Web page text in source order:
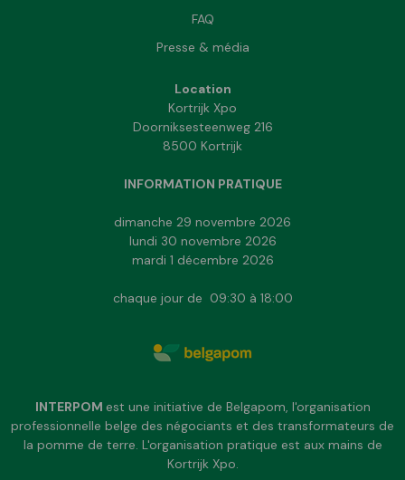
FAQ
Presse & média
Location
Kortrijk Xpo
Doorniksesteenweg 216
8500 Kortrijk
INFORMATION PRATIQUE
dimanche 29 novembre 2026
lundi 30 novembre 2026
mardi 1 décembre 2026
chaque jour de 09:30 à 18:00
INTERPOM est une initiative de Belgapom, l'organisation
professionnelle belge des négociants et des transformateurs de
la pomme de terre. L'organisation pratique est aux mains de
Kortrijk Xpo.